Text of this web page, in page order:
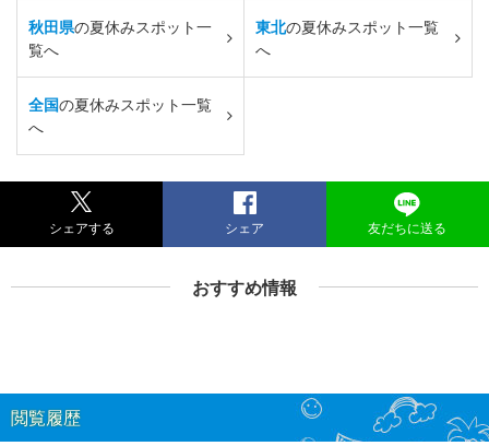
秋田県の夏休みスポット一
覧へ
東北の夏休みスポット一覧
へ
全国の夏休みスポット一覧
へ
シェアする シェア 友だちに送る
おすすめ情報
閲覧履歴